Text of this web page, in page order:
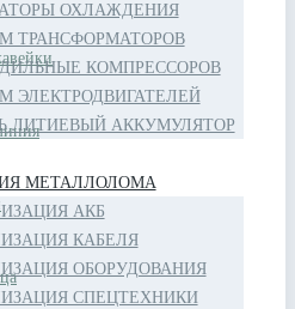
ОХЛАЖДЕНИЯ
ТРАНСФОРМАТОРОВ
КОМПРЕССОРОВ
ЭЛЕКТРОДВИГАТЕЛЕЙ
ЛИТИЕВЫЙ АККУМУЛЯТОР
МЕТАЛЛОЛОМА
АКБ
КАБЕЛЯ
ОБОРУДОВАНИЯ
СПЕЦТЕХНИКИ